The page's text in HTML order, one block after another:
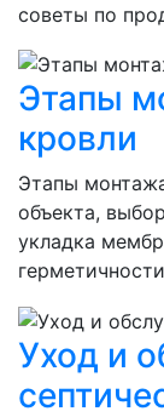
советы по
Этапы
кровли
Этапы
объекта,
укладка
Уход и